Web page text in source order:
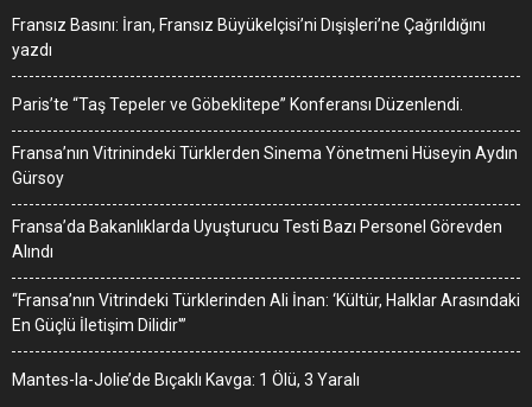
Fransız Basını: İran, Fransız Büyükelçisi’ni Dışişleri’ne Çağrıldığını
yazdı
Paris’te “Taş Tepeler ve Göbeklitepe” Konferansı Düzenlendi.
Fransa’nın Vitrinindeki Türklerden Sinema Yönetmeni Hüseyin Aydın
Gürsoy
Fransa’da Bakanlıklarda Uyuşturucu Testi Bazı Personel Görevden
Alındı
“Fransa’nın Vitrindeki Türklerinden Ali İnan: ‘Kültür, Halklar Arasındaki
En Güçlü İletişim Dilidir'”
Mantes-la-Jolie’de Bıçaklı Kavga: 1 Ölü, 3 Yaralı